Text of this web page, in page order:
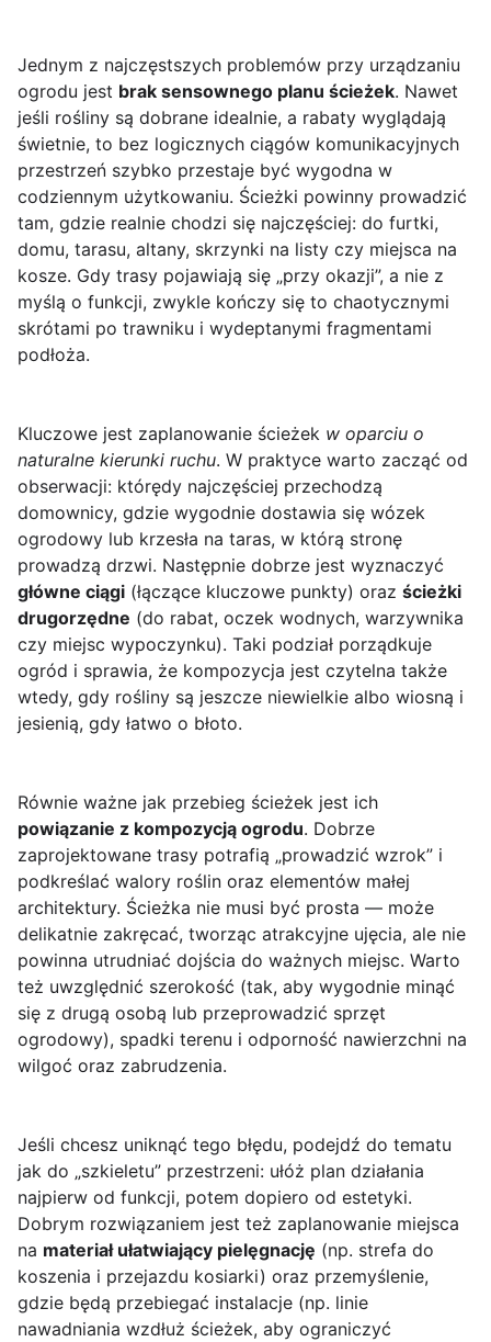
Jednym z najczęstszych problemów przy urządzaniu
ogrodu jest brak sensownego planu ścieżek. Nawet
jeśli rośliny są dobrane idealnie, a rabaty wyglądają
świetnie, to bez logicznych ciągów komunikacyjnych
przestrzeń szybko przestaje być wygodna w
codziennym użytkowaniu. Ścieżki powinny prowadzić
tam, gdzie realnie chodzi się najczęściej: do furtki,
domu, tarasu, altany, skrzynki na listy czy miejsca na
kosze. Gdy trasy pojawiają się „przy okazji”, a nie z
myślą o funkcji, zwykle kończy się to chaotycznymi
skrótami po trawniku i wydeptanymi fragmentami
podłoża.
Kluczowe jest zaplanowanie ścieżek w oparciu o
naturalne kierunki ruchu. W praktyce warto zacząć od
obserwacji: którędy najczęściej przechodzą
domownicy, gdzie wygodnie dostawia się wózek
ogrodowy lub krzesła na taras, w którą stronę
prowadzą drzwi. Następnie dobrze jest wyznaczyć
główne ciągi (łączące kluczowe punkty) oraz ścieżki
drugorzędne (do rabat, oczek wodnych, warzywnika
czy miejsc wypoczynku). Taki podział porządkuje
ogród i sprawia, że kompozycja jest czytelna także
wtedy, gdy rośliny są jeszcze niewielkie albo wiosną i
jesienią, gdy łatwo o błoto.
Równie ważne jak przebieg ścieżek jest ich
powiązanie z kompozycją ogrodu. Dobrze
zaprojektowane trasy potrafią „prowadzić wzrok” i
podkreślać walory roślin oraz elementów małej
architektury. Ścieżka nie musi być prosta — może
delikatnie zakręcać, tworząc atrakcyjne ujęcia, ale nie
powinna utrudniać dojścia do ważnych miejsc. Warto
też uwzględnić szerokość (tak, aby wygodnie minąć
się z drugą osobą lub przeprowadzić sprzęt
ogrodowy), spadki terenu i odporność nawierzchni na
wilgoć oraz zabrudzenia.
Jeśli chcesz uniknąć tego błędu, podejdź do tematu
jak do „szkieletu” przestrzeni: ułóż plan działania
najpierw od funkcji, potem dopiero od estetyki.
Dobrym rozwiązaniem jest też zaplanowanie miejsca
na materiał ułatwiający pielęgnację (np. strefa do
koszenia i przejazdu kosiarki) oraz przemyślenie,
gdzie będą przebiegać instalacje (np. linie
nawadniania wzdłuż ścieżek, aby ograniczyć